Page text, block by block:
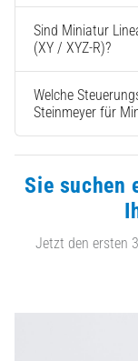
Sind Miniatur
(XY / XYZ-R)?
Welche
Steinmeyer für
Sie suchen
Jetzt den ersten